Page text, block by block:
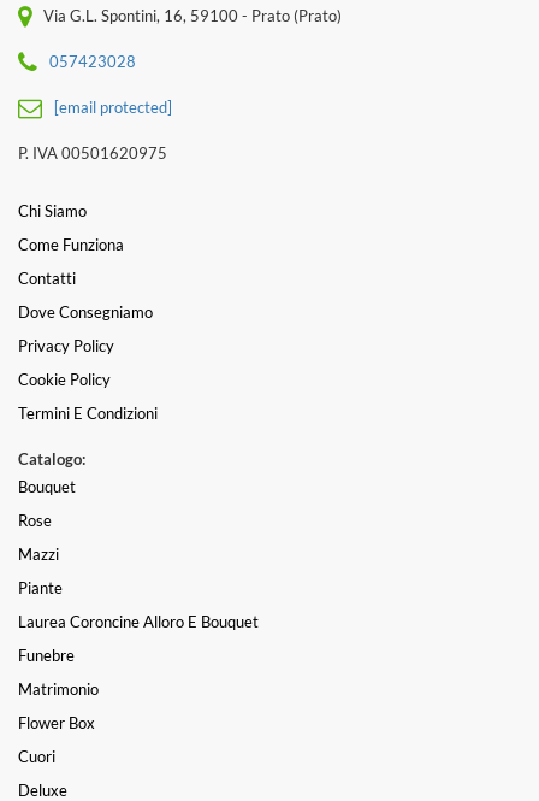
Via G.L. Spontini, 16, 59100 - Prato (Prato)
057423028
[email protected]
P. IVA 00501620975
Chi Siamo
Come Funziona
Contatti
Dove Consegniamo
Privacy Policy
Cookie Policy
Termini E Condizioni
Catalogo:
Bouquet
Rose
Mazzi
Piante
Laurea Coroncine Alloro E Bouquet
Funebre
Matrimonio
Flower Box
Cuori
Deluxe